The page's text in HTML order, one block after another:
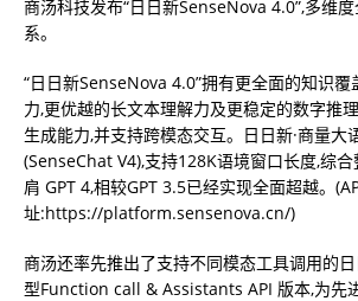
商汤科技发布“日日新SenseNova 4.0”,多维
系。
“日日新SenseNova 4.0”拥有更全⾯的知识
⼒,更优越的长⽂本理解力及更稳定的数字推
⽣成能⼒,并⽀持跨模态交互。日日新·商量大
(SenseChat V4),支持128K语境窗口长度,综
肩 GPT 4,相较GPT 3.5已经实现全⾯超越。
址:https://platform.sensenova.cn/)
商汤还率先推出了支持不同模态工具调用的
型Function call & Assistants API 版本,为先